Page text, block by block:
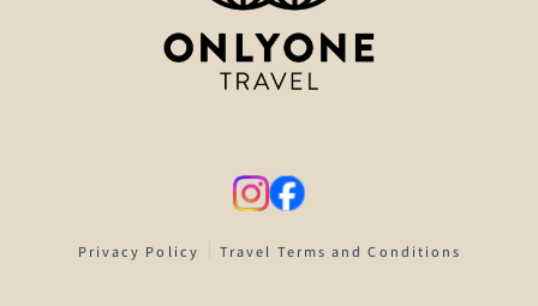
Privacy Policy Travel Terms and Conditions